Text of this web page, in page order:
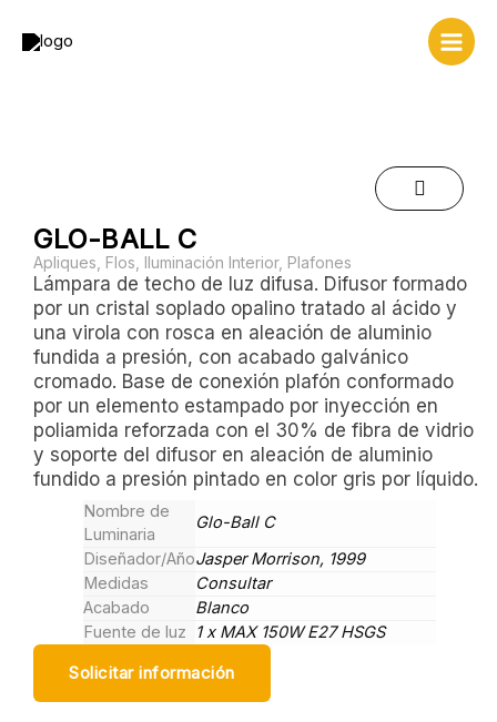
GLO-BALL C
Apliques Flos Iluminación Interior, Plafones
Lámpara de techo de luz difusa. Difusor formado
por un cristal soplado opalino tratado al ácido y
una virola con rosca en aleación de aluminio
fundida a presión, con acabado galvánico
cromado. Base de conexión plafón conformado
por un elemento estampado por inyección en
poliamida reforzada con el 30% de fibra de vidrio
y soporte del difusor en aleación de aluminio
fundido a presión pintado en color gris por líquido.
Nombre de
Luminaria
Glo-Ball C
Diseñador/AñoJasper Morrison, 1999
Medidas
Consultar
Acabado
Blanco
Fuente de luz
1 x MAX 150W E27 HSGS
Solicitar información